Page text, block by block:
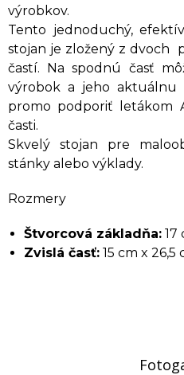
výrobkov.
Tento jednoduchý,
stojan je zložený z dvoch
častí. Na spodnú časť
výrobok a jeho aktuálnu
promo podporiť letákom
časti.
Skvelý stojan pre
stánky alebo výklady.
Rozmery
Štvorcová základňa: 17
Zvislá časť: 15 cm x 26,5